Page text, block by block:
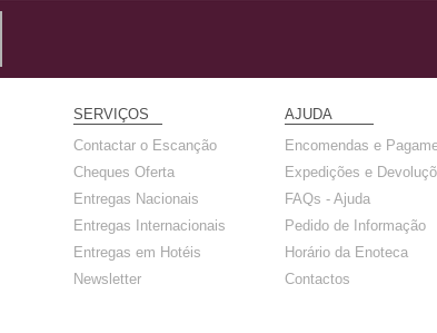
SERVIÇOS
Contactar o Escanção
Cheques Oferta
Entregas Nacionais
Entregas Internacionais
Entregas em Hotéis
Newsletter
AJUDA
Encomendas e
Expedições e
FAQs - Ajuda
Pedido de Informação
Horário da Enoteca
Contactos